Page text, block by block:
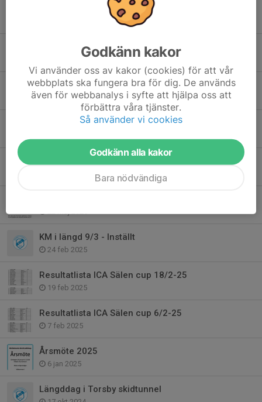
Startlista ICA Sälen cup 29/1
Årsmöte 2026
15 jan, 22:06
ICA Sälen Cup 2026
2 dec 2025
RIS 100 år
KM i längd 9/3 - Inställt
24 feb 2025
Resultatlista ICA Sälen cup 18/2-25
19 feb 2025
Resultatlista ICA Sälen cup 6/2-25
7 feb 2025
Årsmöte 2025
6 jan 2025
Längddag i Torsby skidtunnel
Godkänn kakor
Vi använder oss av kakor (cookies) för att vår
webbplats ska fungera bra för dig. De används
även för webbanalys i syfte att hjälpa oss att
förbättra våra tjänster.
Så använder vi cookies
Godkänn alla kakor
Bara nödvändiga